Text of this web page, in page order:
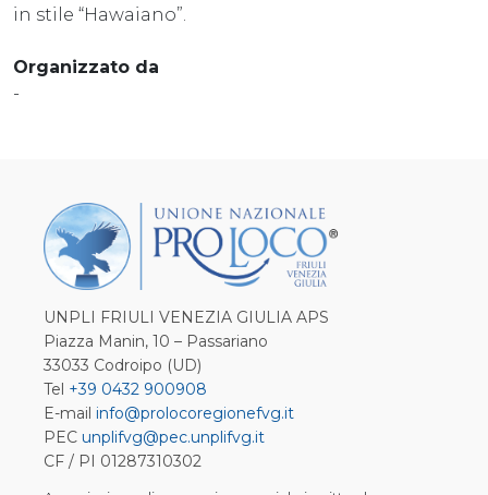
in stile “Hawaiano”.
Organizzato da
-
UNPLI FRIULI VENEZIA GIULIA APS
Piazza Manin, 10 – Passariano
33033 Codroipo (UD)
Tel +39 0432 900908
E-mail info@prolocoregionefvg.it
PEC unplifvg@pec.unplifvg.it
CF / PI 01287310302